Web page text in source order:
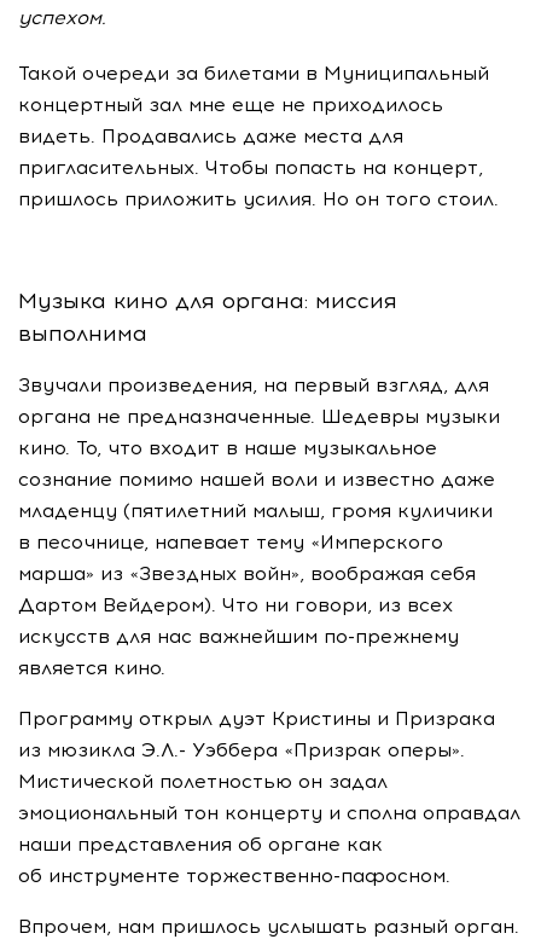
успехом.
Такой очереди за билетами в Муниципальный
концертный зал мне еще не приходилось
видеть. Продавались даже места для
пригласительных. Чтобы попасть на концерт,
пришлось приложить усилия. Но он того стоил.
Музыка кино для органа: миссия
выполнима
Звучали произведения, на первый взгляд, для
органа не предназначенные. Шедевры музыки
кино. То, что входит в наше музыкальное
сознание помимо нашей воли и известно даже
младенцу (пятилетний малыш, громя куличики
в песочнице, напевает тему «Имперского
марша» из «Звездных войн», воображая себя
Дартом Вейдером). Что ни говори, из всех
искусств для нас важнейшим по-прежнему
является кино.
Программу открыл дуэт Кристины и Призрака
из мюзикла Э.Л.- Уэббера «Призрак оперы».
Мистической полетностью он задал
эмоциональный тон концерту и сполна оправдал
наши представления об органе как
об инструменте торжественно-пафосном.
Впрочем, нам пришлось услышать разный орган.